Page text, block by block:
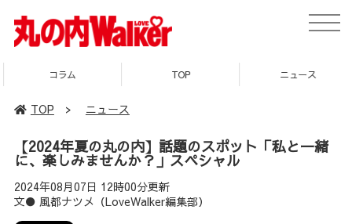
toggle
コラム TOP ニュース
TOP > ニュース
【2024年夏の丸の内】話題のスポット「私と一緒
に、楽しみませんか？」スペシャル
2024年08月07日 12時00分更新
文● 風都ナツメ（LoveWalker編集部）